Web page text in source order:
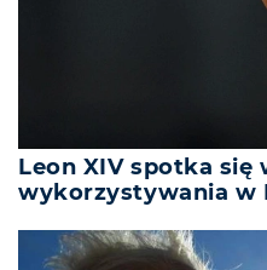
Leon XIV spotka
wykorzystywania w